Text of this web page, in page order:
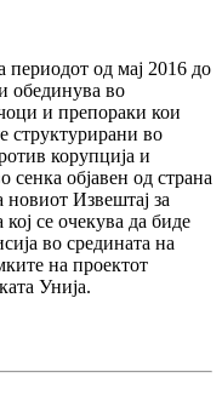
периодот од мај 2016 до
обединува во
и препораки кои
структурирани во
корупција и
сенка објавен од страна
Извештај за
се очекува да биде
во средината на
на проектот
Унија.